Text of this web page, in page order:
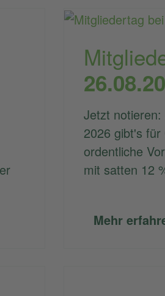
Jetzt
2026 gibt's
ordentliche
mit satten 12
Mehr